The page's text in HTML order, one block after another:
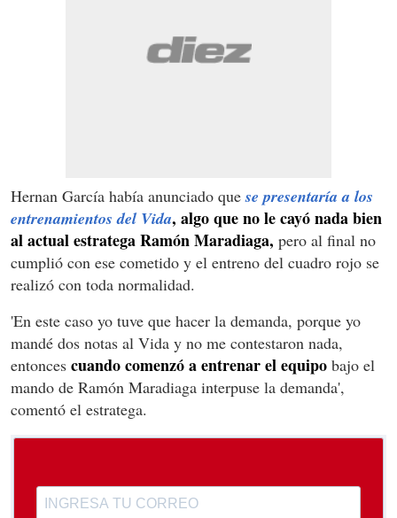
Hernan García había anunciado quese presentaría a los
entrenamientos del Vida, algo que no le cayó nada bien
al actual estratega Ramón Maradiaga, pero al final no
cumplió con ese cometido y el entreno del cuadro rojo se
realizó con toda normalidad.
'En este caso yo tuve que hacer la demanda, porque yo
mandé dos notas al Vida y no me contestaron nada,
entonces cuando comenzó a entrenar el equipo bajo el
mando de Ramón Maradiaga interpuse la demanda',
comentó el estratega.